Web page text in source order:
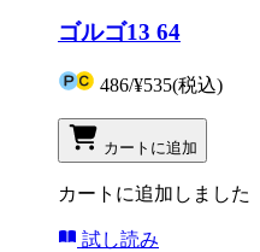
ゴルゴ13 64
486/¥535(税込)
カートに追加
カートに追加しました
試し読み